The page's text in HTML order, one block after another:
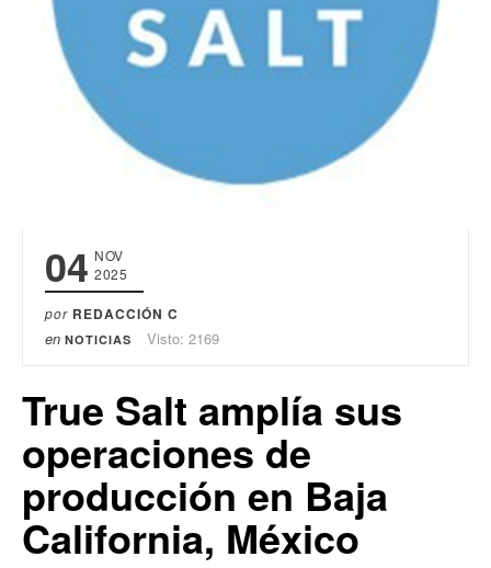
04 NOV
2025
por REDACCIÓN C
en NOTICIAS Visto: 2169
True Salt amplía sus
operaciones de
producción en Baja
California, México